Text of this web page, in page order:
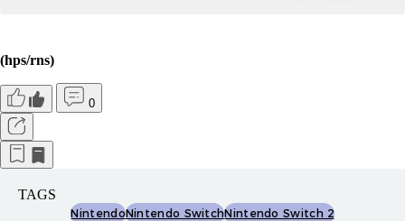
(hps/rns)
0
TAGS
NintendoNintendo SwitchNintendo Switch 2